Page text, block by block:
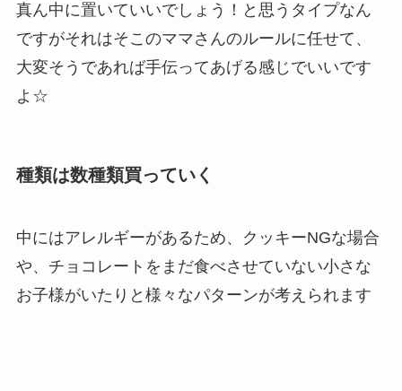
真ん中に置いていいでしょう！と思うタイプなん
ですがそれはそこのママさんのルールに任せて、
大変そうであれば手伝ってあげる感じでいいです
よ☆
種類は数種類買っていく
中にはアレルギーがあるため、クッキーNGな場合
や、チョコレートをまだ食べさせていない小さな
お子様がいたりと様々なパターンが考えられます